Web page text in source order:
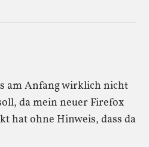
am Anfang wirklich nicht
da mein neuer Firefox
hat ohne Hinweis, dass da